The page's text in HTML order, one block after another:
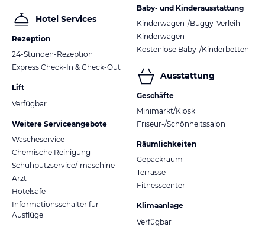
Hotel Services
Rezeption
24-Stunden-Rezeption
Express Check-In & Check-Out
Lift
Verfügbar
Weitere Serviceangebote
Wäscheservice
Chemische Reinigung
Schuhputzservice/-maschine
Arzt
Hotelsafe
Informationsschalter für
Ausflüge
Baby- und Kinderausstattung
Kinderwagen-/Buggy-Verleih
Kinderwagen
Kostenlose Baby-/Kinderbetten
Ausstattung
Geschäfte
Minimarkt/Kiosk
Friseur-/Schönheitssalon
Räumlichkeiten
Gepäckraum
Terrasse
Fitnesscenter
Klimaanlage
Verfügbar